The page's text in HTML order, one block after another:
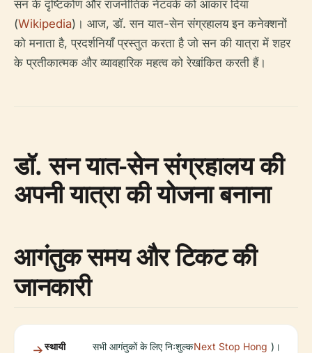
सन के दृष्टिकोण और राजनीतिक नेटवर्क को आकार दिया
(Wikipedia)। आज, डॉ. सन यात-सेन संग्रहालय इन कनेक्शनों
को मनाता है, प्रदर्शनियाँ प्रस्तुत करता है जो सन की यात्रा में शहर
के प्रतीकात्मक और व्यावहारिक महत्व को रेखांकित करती हैं।
डॉ. सन यात-सेन संग्रहालय की
अपनी यात्रा की योजना बनाना
आगंतुक समय और टिकट की
जानकारी
स्थायी
सभी आगंतुकों के लिए निःशुल्कNext Stop Hong )।